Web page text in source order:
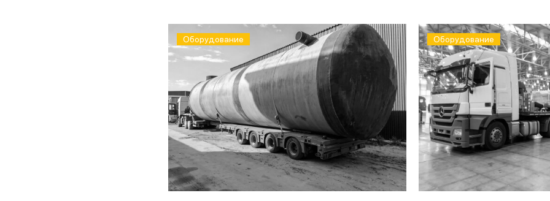
– профессиональная химия для уборки офисов и торговых центров.
Все виды продукции перевозятся с соблюдением температурного режима, герметичности
Рассчитайте стоимость перевозки груза
Цену перевозки можно посчитать в калькуляторе. Чтобы заказать доставку бытовой химии и
менеджеру. Сообщите ему маршрут следования и данные о грузе: объём, вес, габариты, класс
транспорта и рассчитает стоимость перевозки.
Оборудование Оборудование